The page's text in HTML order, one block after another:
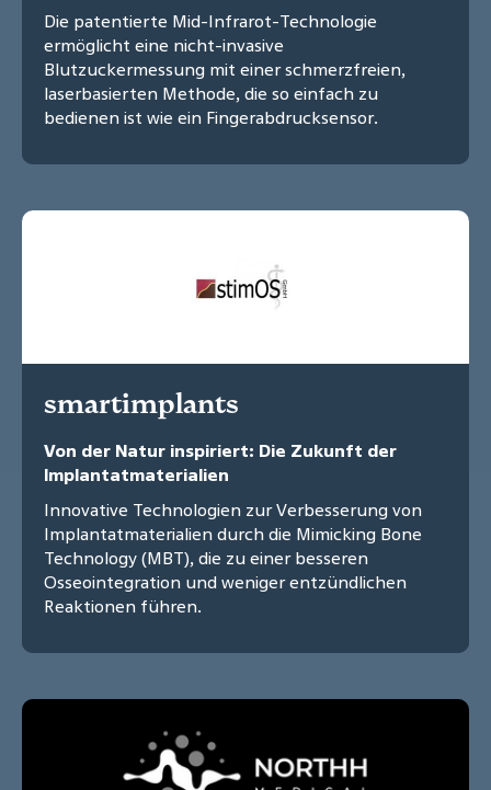
Die patentierte Mid-Infrarot-Technologie
ermöglicht eine nicht-invasive
Blutzuckermessung mit einer schmerzfreien,
laserbasierten Methode, die so einfach zu
bedienen ist wie ein Fingerabdrucksensor.
smartimplants
Von der Natur inspiriert: Die Zukunft der
Implantatmaterialien
Innovative Technologien zur Verbesserung von
Implantatmaterialien durch die Mimicking Bone
Technology (MBT), die zu einer besseren
Osseointegration und weniger entzündlichen
Reaktionen führen.